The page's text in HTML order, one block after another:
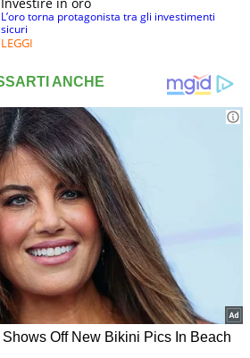
L’oro torna protagonista tra gli investimenti
sicuri
LEGGI